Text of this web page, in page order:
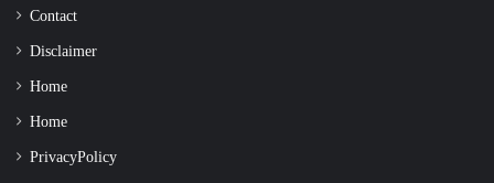
Contact
Disclaimer
Home
Home
Privacy Policy